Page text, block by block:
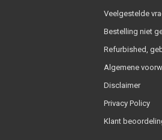
Veelgestelde
Bestelling niet
Refurbished,
Algemene
Disclaimer
Privacy Policy
Klant